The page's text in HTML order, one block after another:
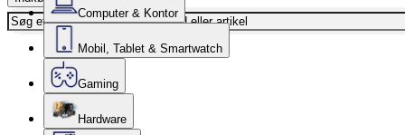
Computer & Kontor
Mobil, Tablet & Smartwatch
Gaming
Hardware